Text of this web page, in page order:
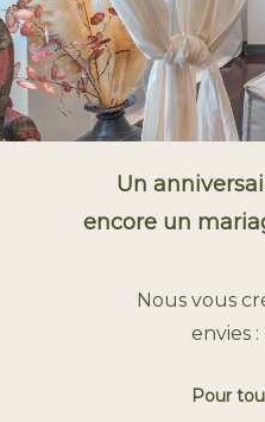
Un
encore un
Nous vous
envies
Pour